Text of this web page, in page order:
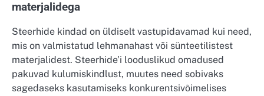
materjalidega
Steerhide kindad on üldiselt vastupidavamad kui need,
mis on valmistatud lehmanahast või sünteetilistest
materjalidest. Steerhide’i looduslikud omadused
pakuvad kulumiskindlust, muutes need sobivaks
sagedaseks kasutamiseks konkurentsivõimelises